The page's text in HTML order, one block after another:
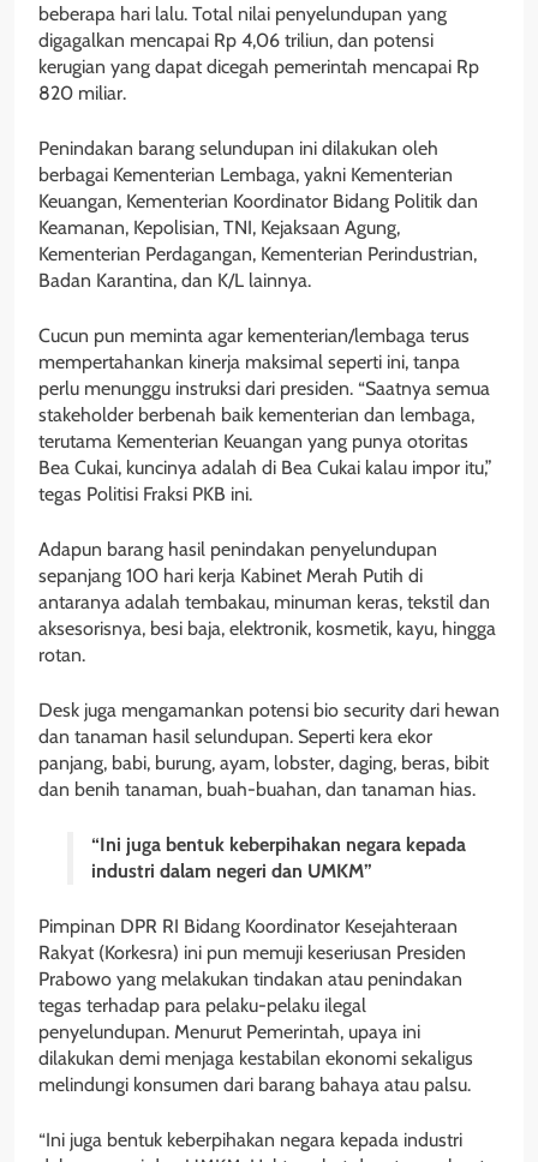
beberapa hari lalu. Total nilai penyelundupan yang
digagalkan mencapai Rp 4,06 triliun, dan potensi
kerugian yang dapat dicegah pemerintah mencapai Rp
820 miliar.
Penindakan barang selundupan ini dilakukan oleh
berbagai Kementerian Lembaga, yakni Kementerian
Keuangan, Kementerian Koordinator Bidang Politik dan
Keamanan, Kepolisian, TNI, Kejaksaan Agung,
Kementerian Perdagangan, Kementerian Perindustrian,
Badan Karantina, dan K/L lainnya.
Cucun pun meminta agar kementerian/lembaga terus
mempertahankan kinerja maksimal seperti ini, tanpa
perlu menunggu instruksi dari presiden. “Saatnya semua
stakeholder berbenah baik kementerian dan lembaga,
terutama Kementerian Keuangan yang punya otoritas
Bea Cukai, kuncinya adalah di Bea Cukai kalau impor itu,”
tegas Politisi Fraksi PKB ini.
Adapun barang hasil penindakan penyelundupan
sepanjang 100 hari kerja Kabinet Merah Putih di
antaranya adalah tembakau, minuman keras, tekstil dan
aksesorisnya, besi baja, elektronik, kosmetik, kayu, hingga
rotan.
Desk juga mengamankan potensi bio security dari hewan
dan tanaman hasil selundupan. Seperti kera ekor
panjang, babi, burung, ayam, lobster, daging, beras, bibit
dan benih tanaman, buah-buahan, dan tanaman hias.
“Ini juga bentuk keberpihakan negara kepada
industri dalam negeri dan UMKM”
Pimpinan DPR RI Bidang Koordinator Kesejahteraan
Rakyat (Korkesra) ini pun memuji keseriusan Presiden
Prabowo yang melakukan tindakan atau penindakan
tegas terhadap para pelaku-pelaku ilegal
penyelundupan. Menurut Pemerintah, upaya ini
dilakukan demi menjaga kestabilan ekonomi sekaligus
melindungi konsumen dari barang bahaya atau palsu.
“Ini juga bentuk keberpihakan negara kepada industri